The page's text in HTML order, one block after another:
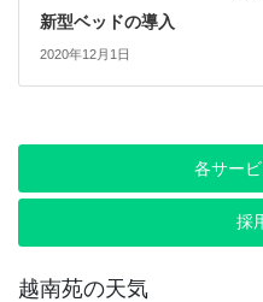
新型ベッドの導入
2020年12月1日
各サー
採
越南苑の天気